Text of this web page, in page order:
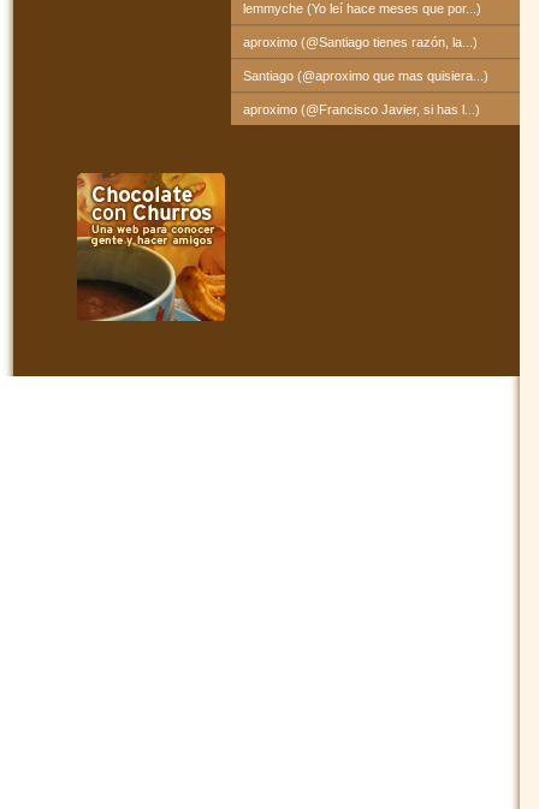
lemmyche (Yo leí hace meses que por...)
aproximo (@Santiago tienes razón, la...)
Santiago (@aproximo que mas quisiera...)
aproximo (@Francisco Javier, si has l...)